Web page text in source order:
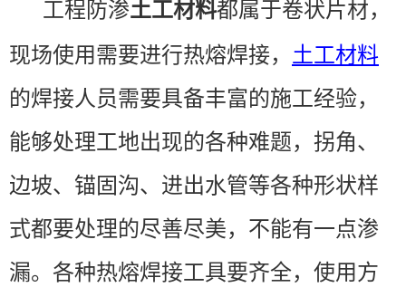
工程防渗土工材料都属于卷状片材，
现场使用需要进行热熔焊接， 土工材料
的焊接人员需要具备丰富的施工经验，
能够处理工地出现的各种难题，拐角、
边坡、锚固沟、进出水管等各种形状样
式都要处理的尽善尽美，不能有一点渗
漏。各种热熔焊接工具要齐全，使用方